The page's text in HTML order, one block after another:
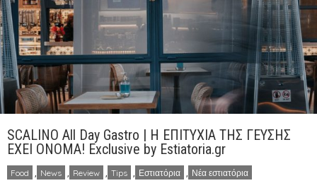
SCALINO All Day Gastro | Η ΕΠΙΤΥΧΙΑ ΤΗΣ ΓΕΥΣΗΣ
ΕΧΕΙ ONOMA! Exclusive by Estiatoria.gr
Food News Review Tips Εστιατόρια Νέα εστιατόρια